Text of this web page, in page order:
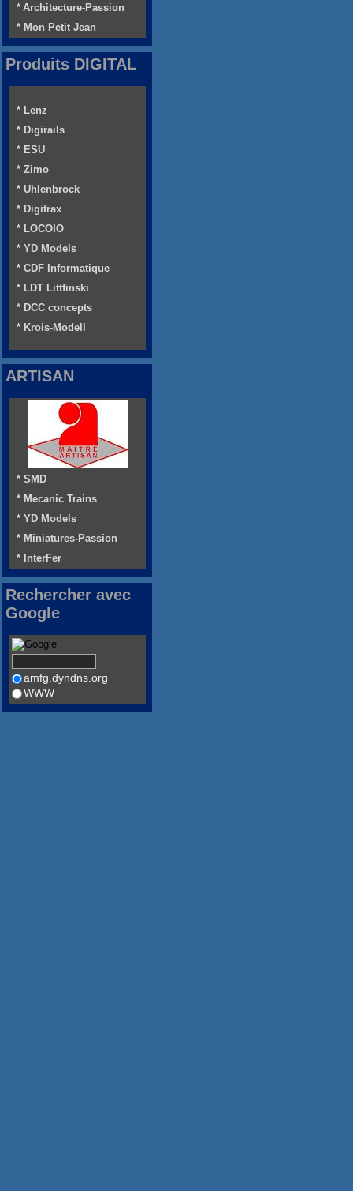
* Architecture-Passion
* Mon Petit Jean
Produits DIGITAL
* Lenz
* Digirails
* ESU
* Zimo
* Uhlenbrock
* Digitrax
* LOCOIO
* YD Models
* CDF Informatique
* LDT Littfinski
* DCC concepts
* Krois-Modell
ARTISAN
* SMD
* Mecanic Trains
* YD Models
* Miniatures-Passion
* InterFer
Rechercher avec
Google
amfg.dyndns.org
WWW